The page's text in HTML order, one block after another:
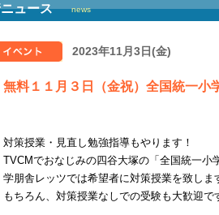
ュース news
2023年11月3日(金)
無料１１月３日（金祝）全国統一小
対策授業・見直し勉強指導もやります！
TVCMでおなじみの四谷大塚の「全国統一小
学朋舎レッツでは希望者に対策授業を致しま
もちろん、対策授業なしでの受験も大歓迎で